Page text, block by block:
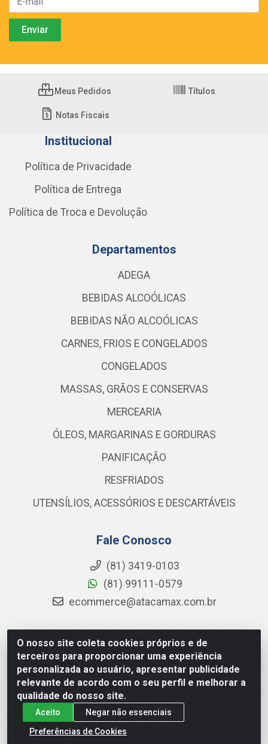
O nosso site coleta cookies próprios e de
terceiros para proporcionar uma experiência
personalizada ao usuário, apresentar publicidade
relevante de acordo com o seu perfil e melhorar a
qualidade do nosso site.
Aceito
Negar não essenciais
Preferências de Cookies
Meus Pedidos Títulos
Notas Fiscais
Institucional
Política de Privacidade
Política de Entrega
Política de Troca e Devolução
Departamentos
ADEGA
BEBIDAS ALCOÓLICAS
BEBIDAS NÃO ALCOÓLICAS
CARNES, FRIOS E CONGELADOS
CONGELADOS
MASSAS, GRÃOS E CONSERVAS
MERCEARIA
ÓLEOS, MARGARINAS E GORDURAS
PANIFICAÇÃO
RESFRIADOS
UTENSÍLIOS, ACESSÓRIOS E DESCARTÁVEIS
Fale Conosco
(81) 3419-0103
(81) 99111-0579
ecommerce@atacamax.com.br
Atacamax Importadora de Alimentos LTDA - RODOVIA BR-
101 - SUL, KM 79,60 GP E GALPAO:D - Muribeca, Jaboatão dos
Guararapes - PE, 54355-010 - CNPJ 08.305.623/0001-84